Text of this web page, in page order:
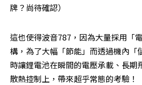
牌？尚待確認）
這也使得波音787，因為大量採用「
構，為了大幅「節能」而透過機內「
時讓鋰電池在瞬間的電壓承載、長期
散熱控制上，帶來超乎常態的考驗！